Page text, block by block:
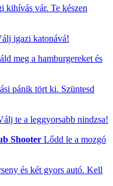
kihívás vár. Te készen
igazi katonává!
meg a hamburgereket és
pánik tört ki. Szüntesd
te a leggyorsabb nindzsa!
Shooter Lődd le a mozgó
és két gyors autó. Kell